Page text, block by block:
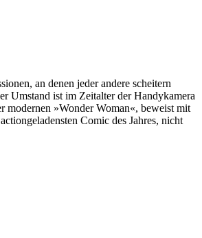
an denen jeder andere scheitern
Umstand ist im Zeitalter der Handykamera
modernen »Wonder Woman«, beweist mit
Comic des Jahres, nicht